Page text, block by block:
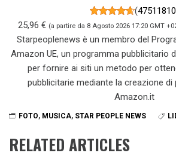
(47511810
25,96 € (a partire da 8 Agosto 2026 17:20 GMT
Starpeoplenews è un membro del
Amazon UE, un programma pubblicitario
per fornire ai siti un metodo per
pubblicitarie mediante la creazione di
Amazon.it
FOTO, MUSICA, STAR PEOPLE NEWS
RELATED ARTICLES